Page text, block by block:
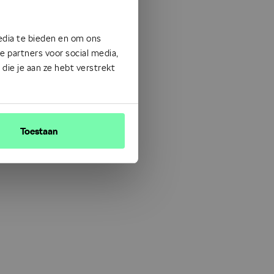
te bieden en om ons
partners voor social media,
je aan ze hebt verstrekt
Toestaan